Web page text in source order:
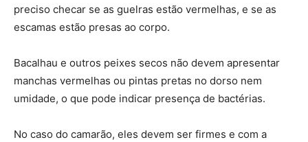
preciso checar se as guelras estão vermelhas, e se as
escamas estão presas ao corpo.
Bacalhau e outros peixes secos não devem apresentar
manchas vermelhas ou pintas pretas no dorso nem
umidade, o que pode indicar presença de bactérias.
No caso do camarão, eles devem ser firmes e com a